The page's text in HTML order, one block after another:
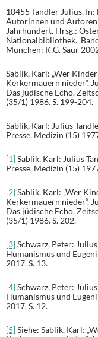
10455 Tandler Julius.
Autorinnen und
Jahrhundert. Hrsg.:
Nationalbibliothek.
München: K.G. Saur
Sablik, Karl: „Wer
Kerkermauern nieder“.
Das jüdische Echo.
(35/1) 1986. S. 199-204.
Sablik, Karl: Julius
Presse, Medizin (15)
[1]Sablik, Karl: Julius
Presse, Medizin (15)
[2]Sablik, Karl: „Wer
Kerkermauern nieder“.
Das jüdische Echo.
(35/1) 1986. S. 202.
[3]Schwarz, Peter:
Humanismus und
2017. S. 13.
[4]Schwarz, Peter:
Humanismus und
2017. S. 12.
[5]Siehe: Sablik, Karl: